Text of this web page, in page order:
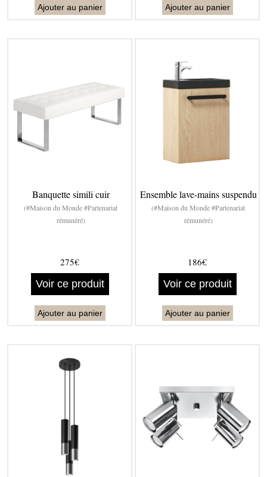
Ajouter au panier Ajouter au panier
Banquette simili cuir
(#Maison du Monde #Partenariat
rémunéré)
275€
Voir ce produit
Ajouter au panier
Ensemble lave-mains suspendu
(#Maison du Monde #Partenariat
rémunéré)
186€
Voir ce produit
Ajouter au panier